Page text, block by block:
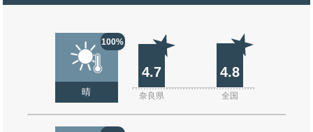
100%
晴
4.7 4.8
奈良県 全国